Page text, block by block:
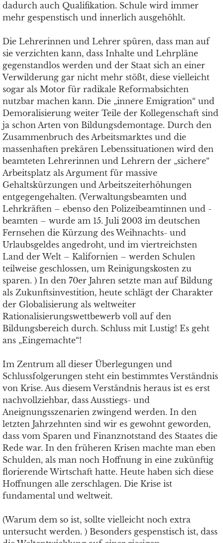
dadurch auch Qualifikation. Schule wird immer
mehr gespenstisch und innerlich ausgehöhlt.
Die Lehrerinnen und Lehrer spüren, dass man auf
sie verzichten kann, dass Inhalte und Lehrpläne
gegenstandlos werden und der Staat sich an einer
Verwilderung gar nicht mehr stößt, diese vielleicht
sogar als Motor für radikale Reformabsichten
nutzbar machen kann. Die „innere Emigration“ und
Demoralisierung weiter Teile der Kollegenschaft sind
ja schon Arten von Bildungsdemontage. Durch den
Zusammenbruch des Arbeitsmarktes und die
massenhaften prekären Lebenssituationen wird den
beamteten Lehrerinnen und Lehrern der „sichere“
Arbeitsplatz als Argument für massive
Gehaltskürzungen und Arbeitszeiterhöhungen
entgegengehalten. (Verwaltungsbeamten und
Lehrkräften – ebenso den Polizeibeamtinnen und -
beamten – wurde am 15. Juli 2003 im deutschen
Fernsehen die Kürzung des Weihnachts- und
Urlaubsgeldes angedroht, und im viertreichsten
Land der Welt – Kalifornien – werden Schulen
teilweise geschlossen, um Reinigungskosten zu
sparen. ) In den 70er Jahren setzte man auf Bildung
als Zukunftsinvestition, heute schlägt der Charakter
der Globalisierung als weltweiter
Rationalisierungswettbewerb voll auf den
Bildungsbereich durch. Schluss mit Lustig! Es geht
ans „Eingemachte“!
Im Zentrum all dieser Überlegungen und
Schlussfolgerungen steht ein bestimmtes Verständnis
von Krise. Aus diesem Verständnis heraus ist es erst
nachvollziehbar, dass Ausstiegs- und
Aneignungsszenarien zwingend werden. In den
letzten Jahrzehnten sind wir es gewohnt geworden,
dass vom Sparen und Finanznotstand des Staates die
Rede war. In den früheren Krisen machte man eben
Schulden, als man noch Hoffnung in eine zukünftig
florierende Wirtschaft hatte. Heute haben sich diese
Hoffnungen alle zerschlagen. Die Krise ist
fundamental und weltweit.
(Warum dem so ist, sollte vielleicht noch extra
untersucht werden. ) Besonders gespenstisch ist, dass